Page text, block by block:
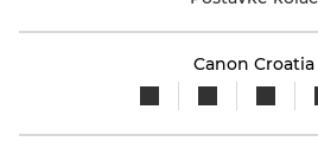
Canon Croatia